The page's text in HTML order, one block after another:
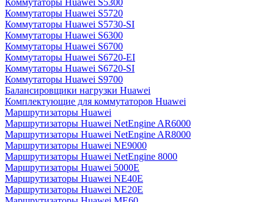
Коммутаторы Huawei S5300
Коммутаторы Huawei S5720
Коммутаторы Huawei S5730-SI
Коммутаторы Huawei S6300
Коммутаторы Huawei S6700
Коммутаторы Huawei S6720-EI
Коммутаторы Huawei S6720-SI
Коммутаторы Huawei S9700
Балансировщики нагрузки Huawei
Комплектующие для коммутаторов Huawei
Маршрутизаторы Huawei
Маршрутизаторы Huawei NetEngine AR6000
Маршрутизаторы Huawei NetEngine AR8000
Маршрутизаторы Huawei NE9000
Маршрутизаторы Huawei NetEngine 8000
Маршрутизаторы Huawei 5000E
Маршрутизаторы Huawei NE40E
Маршрутизаторы Huawei NE20E